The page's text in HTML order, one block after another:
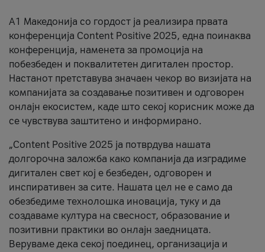
А1 Македонија со гордост ја реализира првата
конференција Content Positive 2025, една поинаква
конференција, наменета за промоција на
побезбеден и поквалитетен дигитален простор.
Настанот претставува значаен чекор во визијата на
компанијата за создавање позитивен и одговорен
онлајн екосистем, каде што секој корисник може да
се чувствува заштитено и информирано.
„Content Positive 2025 ја потврдува нашата
долгорочна заложба како компанија да изградиме
дигитален свет кој е безбеден, одговорен и
инспиративен за сите. Нашата цел не е само да
обезбедиме технолошка иновација, туку и да
создаваме култура на свесност, образование и
позитивни практики во онлајн заедницата.
Веруваме дека секој поединец, организација и